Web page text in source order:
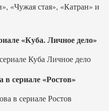
«Чужая стая», «Катран» и
«Куба. Личное дело»
сериале «Ростов»